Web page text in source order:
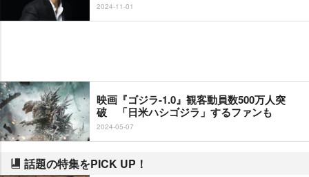
2024-11-01
映画『ゴジラ-1.0』観客動員数500万人突
破 「日米ハシゴジラ」するファンも
2024-05-07
話題の特集をPICK UP！